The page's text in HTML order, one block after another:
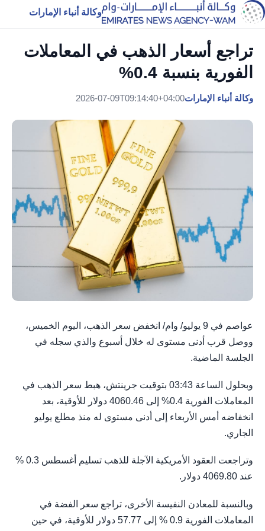
وكالة أنباء الإمارات
تراجع أسعار الذهب في المعاملات
الفورية بنسبة 0.4%
وكالة أنباء الإمارات2026-07-09T09:14:40+04:00
عواصم في 9 يوليو/ وام/ انخفض سعر ⁠الذهب، اليوم الخميس،
ووصل قرب أدنى مستوى له خلال أسبوع والذي سجله في
الجلسة الماضية.
وبحلول الساعة 03:43 بتوقيت جرينتش، ​هبط سعر الذهب في
المعاملات الفورية 0.4% إلى 4060.46 دولار للأوقية، بعد
انخفاضه أمس الأربعاء إلى أدنى مستوى له منذ مطلع يوليو
الجاري.
وتراجعت العقود الأمريكية الآجلة للذهب تسليم أغسطس 0.3 %
عند 4069.80 دولار.
وبالنسبة للمعادن ⁠النفيسة الأخرى، تراجع سعر الفضة في
المعاملات الفورية 0.9 % إلى 57.77 دولار للأوقية، في حين